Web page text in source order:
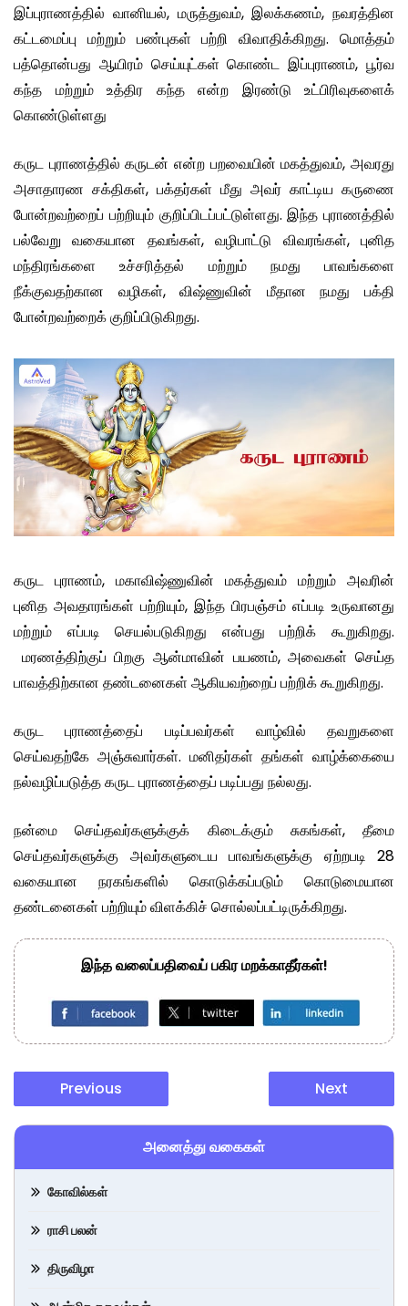
இப்புராணத்தில் வானியல், மருத்துவம், இலக்கணம், நவரத்தின
கட்டமைப்பு மற்றும் பண்புகள் பற்றி விவாதிக்கிறது. மொத்தம்
பத்தொன்பது ஆயிரம் செய்யுட்கள் கொண்ட இப்புராணம், பூர்வ
கந்த மற்றும் உத்திர கந்த என்ற இரண்டு உட்பிரிவுகளைக்
கொண்டுள்ளது
கருட புராணத்தில் கருடன் என்ற பறவையின் மகத்துவம், அவரது
அசாதாரண சக்திகள், பக்தர்கள் மீது அவர் காட்டிய கருணை
போன்றவற்றைப் பற்றியும் குறிப்பிடப்பட்டுள்ளது. இந்த புராணத்தில்
பல்வேறு வகையான தவங்கள், வழிபாட்டு விவரங்கள், புனித
மந்திரங்களை உச்சரித்தல் மற்றும் நமது பாவங்களை
நீக்குவதற்கான வழிகள், விஷ்ணுவின் மீதான நமது பக்தி
போன்றவற்றைக் குறிப்பிடுகிறது.
கருட புராணம், மகாவிஷ்ணுவின் மகத்துவம் மற்றும் அவரின்
புனித அவதாரங்கள் பற்றியும், இந்த பிரபஞ்சம் எப்படி உருவானது
மற்றும் எப்படி செயல்படுகிறது என்பது பற்றிக் கூறுகிறது.
மரணத்திற்குப் பிறகு ஆன்மாவின் பயணம், அவைகள் செய்த
பாவத்திற்கான தண்டனைகள் ஆகியவற்றைப் பற்றிக் கூறுகிறது.
கருட புராணத்தைப் படிப்பவர்கள் வாழ்வில் தவறுகளை
செய்வதற்கே அஞ்சுவார்கள். மனிதர்கள் தங்கள் வாழ்க்கையை
நல்வழிப்படுத்த கருட புராணத்தைப் படிப்பது நல்லது.
நன்மை செய்தவர்களுக்குக் கிடைக்கும் சுகங்கள், தீமை
செய்தவர்களுக்கு அவர்களுடைய பாவங்களுக்கு ஏற்றபடி 28
வகையான நரகங்களில் கொடுக்கப்படும் கொடுமையான
தண்டனைகள் பற்றியும் விளக்கிச் சொல்லப்பட்டிருக்கிறது.
இந்த வலைப்பதிவைப் பகிர மறக்காதீர்கள்!
Previous Next
அனைத்து வகைகள்
கோவில்கள்
ராசி பலன்
திருவிழா